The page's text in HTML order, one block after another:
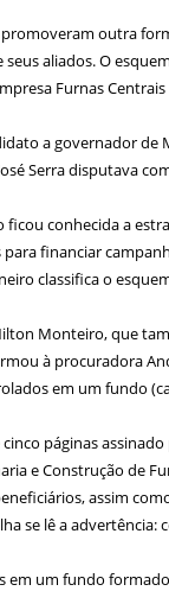
promoveram outra
aliados. O
Furnas Centrais
a governador de
Serra disputava
ficou conhecida a
financiar
classifica o
Monteiro, que
à procuradora
em um fundo
páginas
e Construção de
assim
se lê a advertência:
em um fundo